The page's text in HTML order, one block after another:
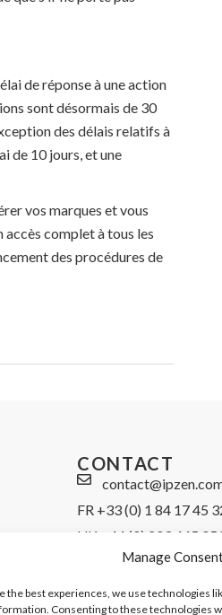
Manage
the best experiences, we use technologies
Consenting to these technologies
de réponse à une action
sont désormais de 30
des délais relatifs à
de 10 jours, et une
vos marques et vous
complet à tous les
des procédures de
CONTACT
FR +33 (0) 1 84 17 45
UK +44 (0) 203 445